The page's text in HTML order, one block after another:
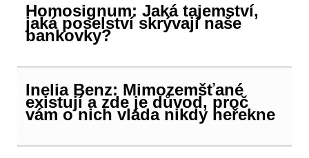
Homosignum: Jaká tajemství,
jaká poselství skrývají naše
bankovky?
Inelia Benz: Mimozemšťané
existují a zde je důvod, proč
vám o nich vláda nikdy neřekne